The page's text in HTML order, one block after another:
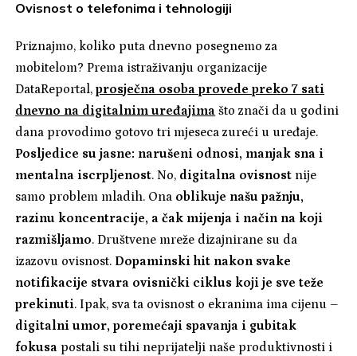
Ovisnost o telefonima i tehnologiji
Priznajmo, koliko puta dnevno posegnemo za
mobitelom? Prema istraživanju organizacije
DataReportal,prosječna osoba provede preko 7 sati
dnevno na digitalnim uređajima što znači da u godini
dana provodimo gotovo tri mjeseca zureći u uređaje.
Posljedice su jasne: narušeni odnosi, manjak sna i
mentalna iscrpljenost. No, digitalna ovisnost nije
samo problem mladih. Ona oblikuje našu pažnju,
razinu koncentracije, a čak mijenja i način na koji
razmišljamo. Društvene mreže dizajnirane su da
izazovu ovisnost. Dopaminski hit nakon svake
notifikacije stvara ovisnički ciklus koji je sve teže
prekinuti. Ipak, sva ta ovisnost o ekranima ima cijenu –
digitalni umor, poremećaji spavanja i gubitak
fokusa postali su tihi neprijatelji naše produktivnosti i